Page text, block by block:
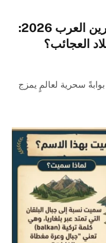
دليل السياحة في الهند للمسافرين العرب 2026:
العجائب؟
سحرية لعالمٍ يمزج